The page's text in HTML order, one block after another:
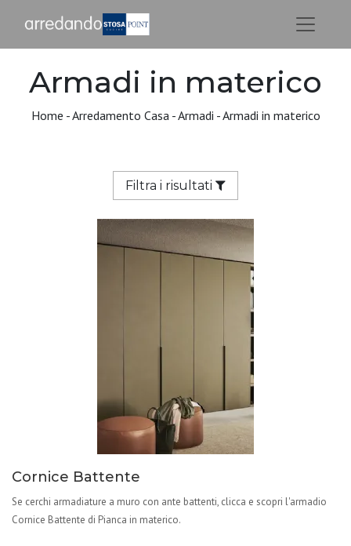
Armadi in materico
Home -Arredamento Casa -Armadi -Armadi in materico
Filtra i risultati
Cornice Battente
Se cerchi armadiature a muro con ante battenti, clicca e scopri l'armadio
Cornice Battente di Pianca in materico.